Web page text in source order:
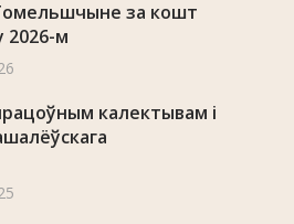
за кошт
2026-м
калектывам і